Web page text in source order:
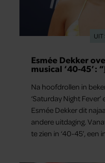
UIT
Esmée Dekker
musical ‘40-45’:
Na hoofdrollen in
‘Saturday Night Fever’
Esmée Dekker dit
andere uitdaging.
te zien in ‘40-45’, een